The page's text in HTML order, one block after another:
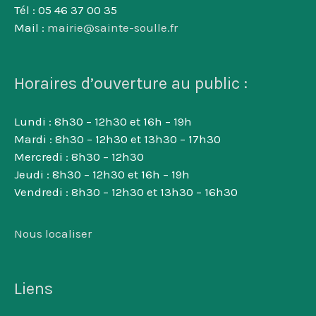
Tél : 05 46 37 00 35
Mail : mairie@sainte-soulle.fr
Horaires d’ouverture au public :
Lundi : 8h30 – 12h30 et 16h – 19h
Mardi : 8h30 – 12h30 et 13h30 – 17h30
Mercredi : 8h30 – 12h30
Jeudi : 8h30 – 12h30 et 16h – 19h
Vendredi : 8h30 – 12h30 et 13h30 – 16h30
Nous localiser
Liens